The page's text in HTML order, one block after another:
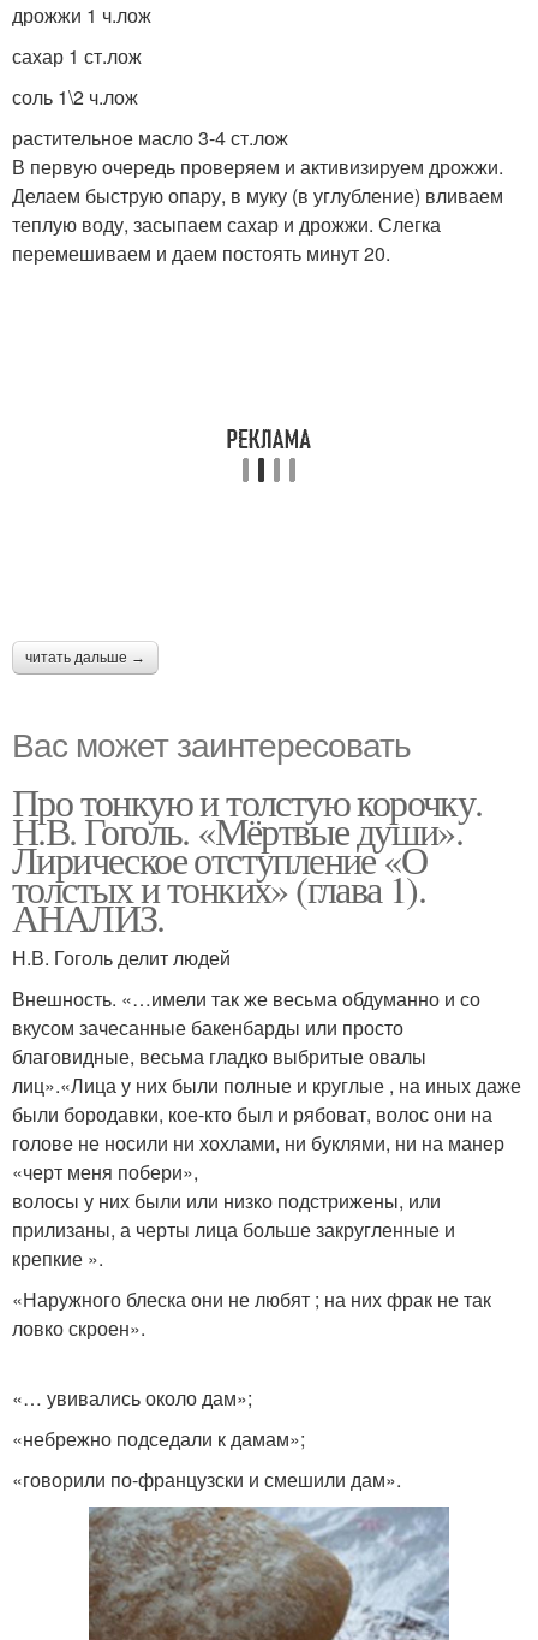
дрожжи 1 ч.лож
сахар 1 ст.лож
соль 1\2 ч.лож
растительное масло 3-4 ст.лож
В первую очередь проверяем и активизируем дрожжи.
Делаем быструю опару, в муку (в углубление) вливаем
теплую воду, засыпаем сахар и дрожжи. Слегка
перемешиваем и даем постоять минут 20.
читать дальше →
Вас может заинтересовать
Про тонкую и толстую корочку.
Н.В. Гоголь. «Мёртвые души».
Лирическое отступление «О
толстых и тонких» (глава 1).
АНАЛИЗ.
Н.В. Гоголь делит людей
Внешность. «…имели так же весьма обдуманно и со
вкусом зачесанные бакенбарды или просто
благовидные, весьма гладко выбритые овалы
лиц».«Лица у них были полные и круглые , на иных даже
были бородавки, кое-кто был и рябоват, волос они на
голове не носили ни хохлами, ни буклями, ни на манер
«черт меня побери»,
волосы у них были или низко подстрижены, или
прилизаны, а черты лица больше закругленные и
крепкие ».
«Наружного блеска они не любят ; на них фрак не так
ловко скроен».
«… увивались около дам»;
«небрежно подседали к дамам»;
«говорили по-французски и смешили дам».